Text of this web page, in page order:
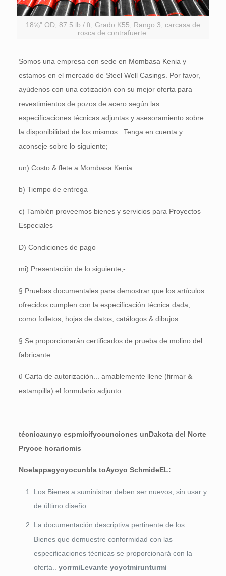
18⅝" OD, 87.5 lb / ft, Grado K55, Rango 3, carcasa de
rosca de contrafuerte.
Somos una empresa con sede en Mombasa Kenia y
estamos en el mercado de Steel Well Casings. Por favor,
ayúdenos con una cotización con su mejor oferta para
revestimientos de pozos de acero según las
especificaciones técnicas adjuntas y asesoramiento sobre
la disponibilidad de los mismos.. Tenga en cuenta y
aconseje sobre lo siguiente;
un) Costo & flete a Mombasa Kenia
b) Tiempo de entrega
c) También proveemos bienes y servicios para Proyectos
Especiales
D) Condiciones de pago
mi) Presentación de lo siguiente;-
§ Pruebas documentales para demostrar que los artículos
ofrecidos cumplen con la especificación técnica dada,
como folletos, hojas de datos, catálogos & dibujos.
§ Se proporcionarán certificados de prueba de molino del
fabricante..
ü Carta de autorización... amablemente llene (firmar &
estampilla) el formulario adjunto
técnicaunyo espmicifyocunciones unDakota del Norte
Pryoce horariomis
Noelappagyoyocunbla toAyoyo SchmideEL:
Los Bienes a suministrar deben ser nuevos, sin usar y
de último diseño.
La documentación descriptiva pertinente de los
Bienes que demuestre conformidad con las
especificaciones técnicas se proporcionará con la
oferta.. yorrmiLevante yoyotmirunturmi